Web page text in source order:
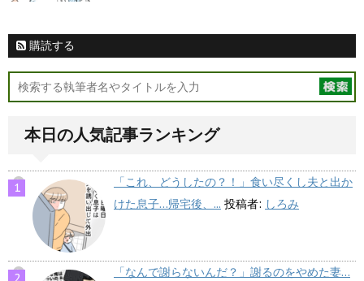
購読する
本日の人気記事ランキング
「これ、どうしたの？！」食い尽くし夫と出か
けた息子…帰宅後、... 投稿者: しろみ
「なんで謝らないんだ？」謝るのをやめた妻…